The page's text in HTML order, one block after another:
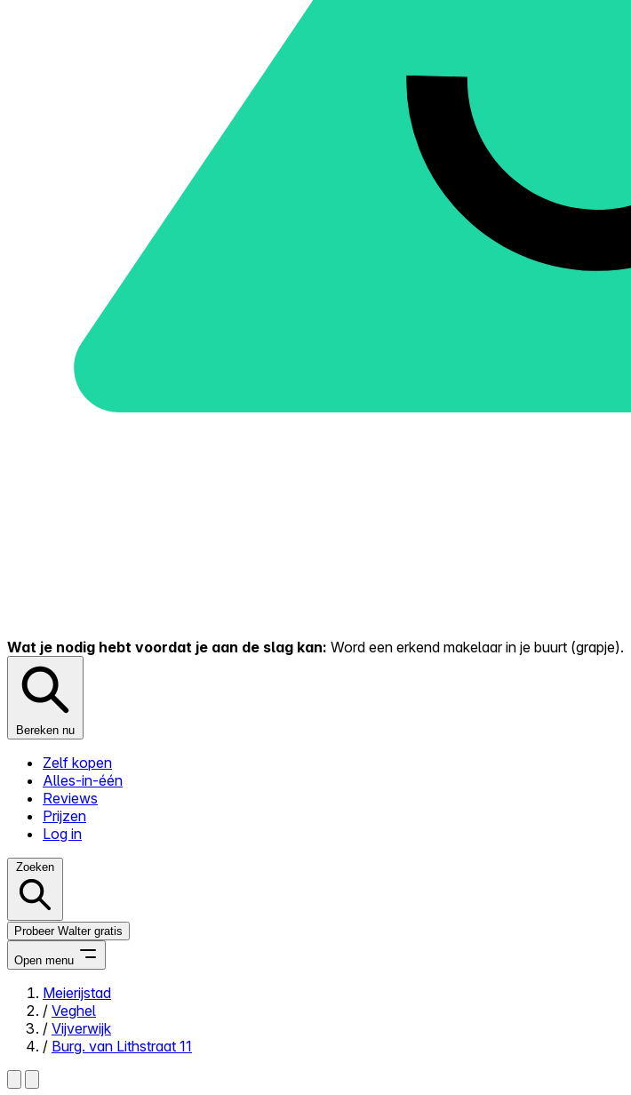
Wat je nodig hebt voordat je aan de slag kan: Word een erkend makelaar in je buurt (grapje).
Bereken nu
Zelf kopen
Alles-in-één
Reviews
Prijzen
Log in
Zoeken
Probeer Walter gratis
Open menu
Close menu
Meierijstad
/ Veghel
/ Vijverwijk
/ Burg. van Lithstraat 11